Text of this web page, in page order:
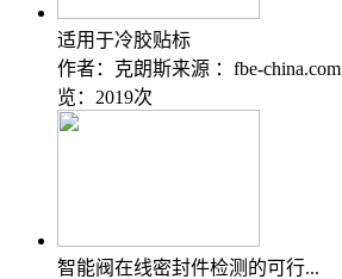
适用于冷胶贴标
作者：克朗斯来源 ：fbe-china.com
览：2019次
智能阀在线密封件检测的可行...